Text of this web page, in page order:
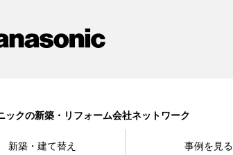
ックの新築・リフォーム会社ネットワーク
新築・建て替え 事例を見る